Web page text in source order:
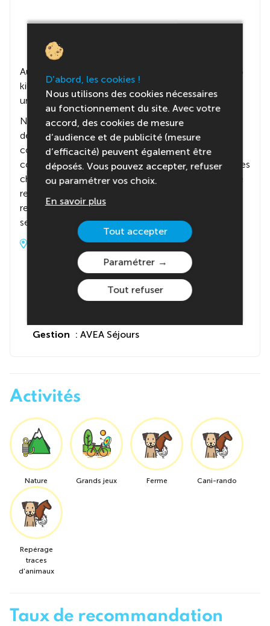
Au cœur du Parc National Régional du Vercors, à 35
kilomètres de Grenoble, le village de Méaudre offre
un cadre naturel et préservé parfait pour les enfants.
Nous serons hébergés dans un joli chalet au milieu
des montagnes, entouré de grands espaces pour
courir et jouer en toute liberté 🌳. Le chalet est
confortable et adapté aux petits aventuriers, avec des
chambres de 2 à 6 lits équipées de sanitaires pour se
reposer après une journée bien remplie. Et pour
reprendre des forces, de bons repas montagnards
seront servis, délicieux et adaptés aux enfants 🍲.
Adresse du centre
CV AVEA Séjours / Domaine des Mateaux
Rue des Mateaux
38112 AUTRANS MEAUDRE EN VERCORS
Gestion : AVEA Séjours
Activités
Nature Grands jeux Ferme Cani-rando
Repérage
traces
d'animaux
Taux de recommandation
D'abord, les cookies !
Nous utilisons des cookies nécessaires
au fonctionnement du site. Avec votre
accord, des cookies de mesure
d’audience et de publicité (mesure
d’efficacité) peuvent également être
déposés. Vous pouvez accepter, refuser
ou paramétrer vos choix.
En savoir plus
Tout accepter
Paramétrer
Tout refuser